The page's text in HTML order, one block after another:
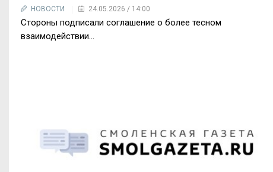
НОВОСТИ 24.05.2026 / 14:00
Стороны подписали соглашение о более тесном
взаимодействии...